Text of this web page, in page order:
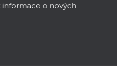
informace o nových